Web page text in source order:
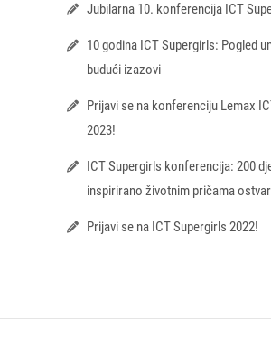
Jubilarna 10. konferencija ICT
10 godina ICT Supergirls: Pogled
budući izazovi
Prijavi se na konferenciju Lemax
2023!
ICT Supergirls konferencija: 200
inspirirano životnim pričama
Prijavi se na ICT Supergirls 2022!